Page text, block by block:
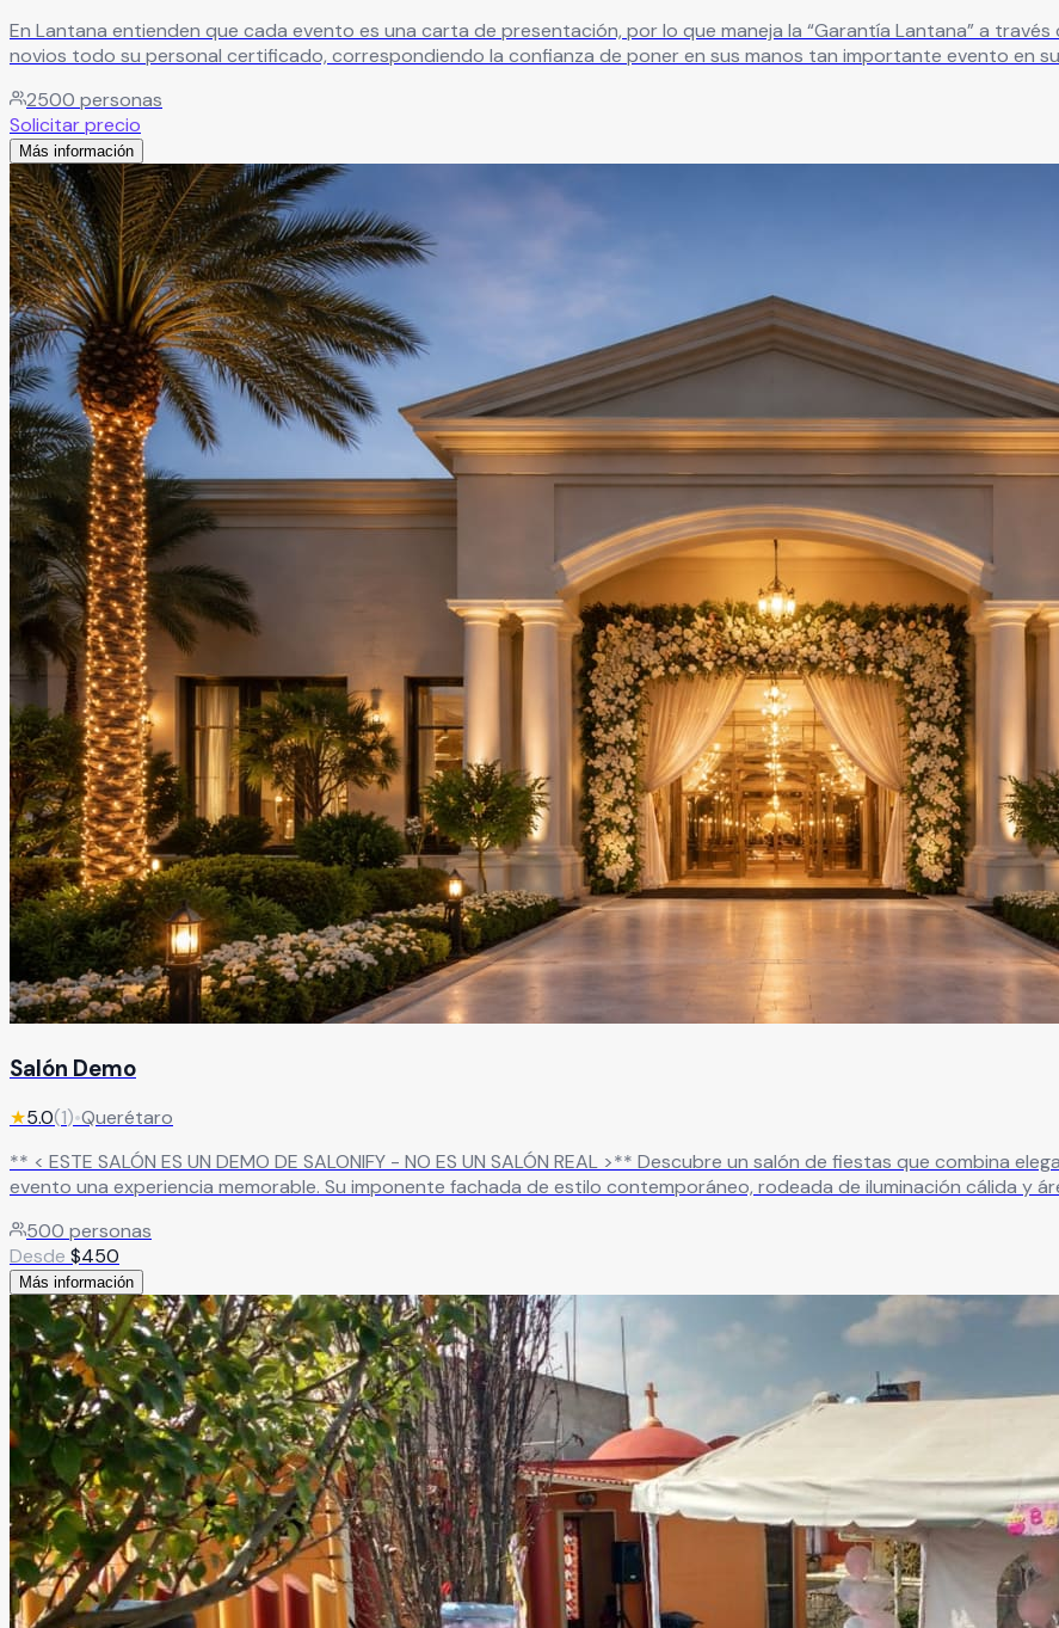
En Lantana entienden que cada evento es una carta de presentación, por lo que maneja la “Garantía Lantana” a
novios todo su personal certificado, correspondiendo la confianza de poner en sus manos tan importante evento en
2500 personas
Solicitar precio
Más información
Salón Demo
★5.0(1)•Querétaro
** < ESTE SALÓN ES UN DEMO DE SALONIFY - NO ES UN SALÓN REAL >** Descubre un salón de fiestas que combina elegancia, amplitud y una atmósfera única para hacer de cada
evento una experiencia memorable. Su imponente fachada de estilo contemporáneo, rodeada de iluminación cálida y
500 personas
Desde $450
Más información